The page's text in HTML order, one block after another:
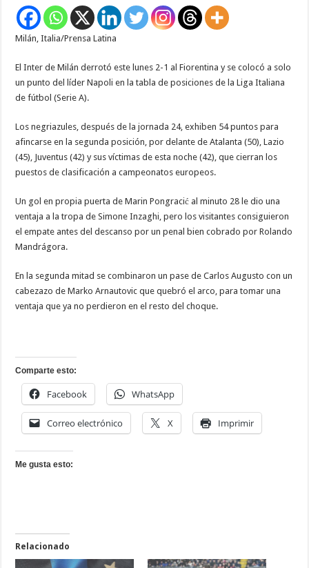
del
Napoli
en
Milán, Italia/Prensa Latina
El Inter de Milán derrotó este lunes 2-1 al Fiorentina y se colocó a solo
un punto del líder Napoli en la tabla de posiciones de la Liga Italiana
de fútbol (Serie A).
Los negriazules, después de la jornada 24, exhiben 54 puntos para
afincarse en la segunda posición, por delante de Atalanta (50), Lazio
(45), Juventus (42) y sus víctimas de esta noche (42), que cierran los
puestos de clasificación a campeonatos europeos.
Un gol en propia puerta de Marin Pongracić al minuto 28 le dio una
ventaja a la tropa de Simone Inzaghi, pero los visitantes consiguieron
el empate antes del descanso por un penal bien cobrado por Rolando
Mandrágora.
En la segunda mitad se combinaron un pase de Carlos Augusto con un
cabezazo de Marko Arnautovic que quebró el arco, para tomar una
ventaja que ya no perdieron en el resto del choque.
Comparte esto:
Facebook WhatsApp
Correo electrónico X Imprimir
Me gusta esto:
Relacionado